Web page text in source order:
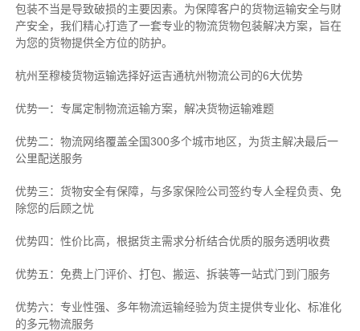
包装不当是导致破损的主要因素。为保障客户的货物运输安全与财
产安全，我们精心打造了一套专业的物流货物包装解决方案，旨在
为您的货物提供全方位的防护。
杭州至穆棱货物运输选择好运吉通杭州物流公司的6大优势
优势一：专属定制物流运输方案，解决货物运输难题
优势二：物流网络覆盖全国300多个城市地区，为货主解决最后一
公里配送服务
优势三：货物安全有保障，与多家保险公司签约专人全程负责、免
除您的后顾之忧
优势四：性价比高，根据货主需求分析结合优质的服务透明收费
优势五：免费上门评价、打包、搬运、拆装等一站式门到门服务
优势六：专业性强、多年物流运输经验为货主提供专业化、标准化
的多元物流服务